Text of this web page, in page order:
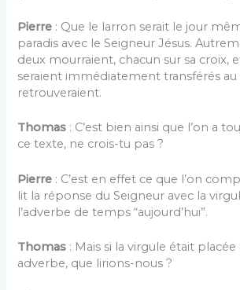
Pierre : Que le larron serait le jour
paradis avec le Seigneur Jésus.
deux mourraient, chacun sur sa croix,
seraient immédiatement transférés au
retrouveraient.
Thomas : C’est bien ainsi que l’on a
ce texte, ne crois-tu pas ?
Pierre : C’est en effet ce que l’on
lit la réponse du Seigneur avec la
l’adverbe de temps “aujourd’hui”.
Thomas : Mais si la virgule était
adverbe, que lirions-nous ?